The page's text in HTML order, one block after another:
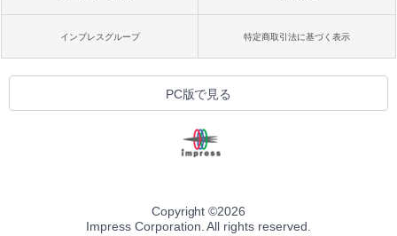
インプレスグループ 特定商取引法に基づく表示
PC版で見る
Copyright ©2026
Impress Corporation. All rights reserved.